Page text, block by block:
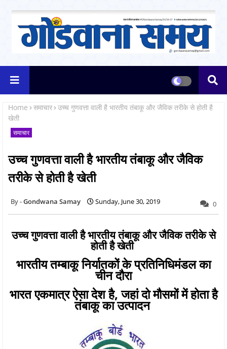
Home समाचार उच्च गुणवत्ता वाली है भारतीय तंबाकू और जैविक तरीके से होती है
खेती
समाचार
उच्च गुणवत्ता वाली है भारतीय तंबाकू और जैविक
तरीके से होती है खेती
Gondwana Samay Sunday, June 30, 2019 0
उच्च गुणवत्ता वाली है भारतीय तंबाकू और जैविक तरीके से
होती है खेती
भारतीय तम्बाकू निर्यातकों के प्रतिनिधिमंडल का
चीन दौरा
भारत एकमात्र ऐसा देश है, जहां दो मौसमों में होता है
तंबाकू का उत्पादन